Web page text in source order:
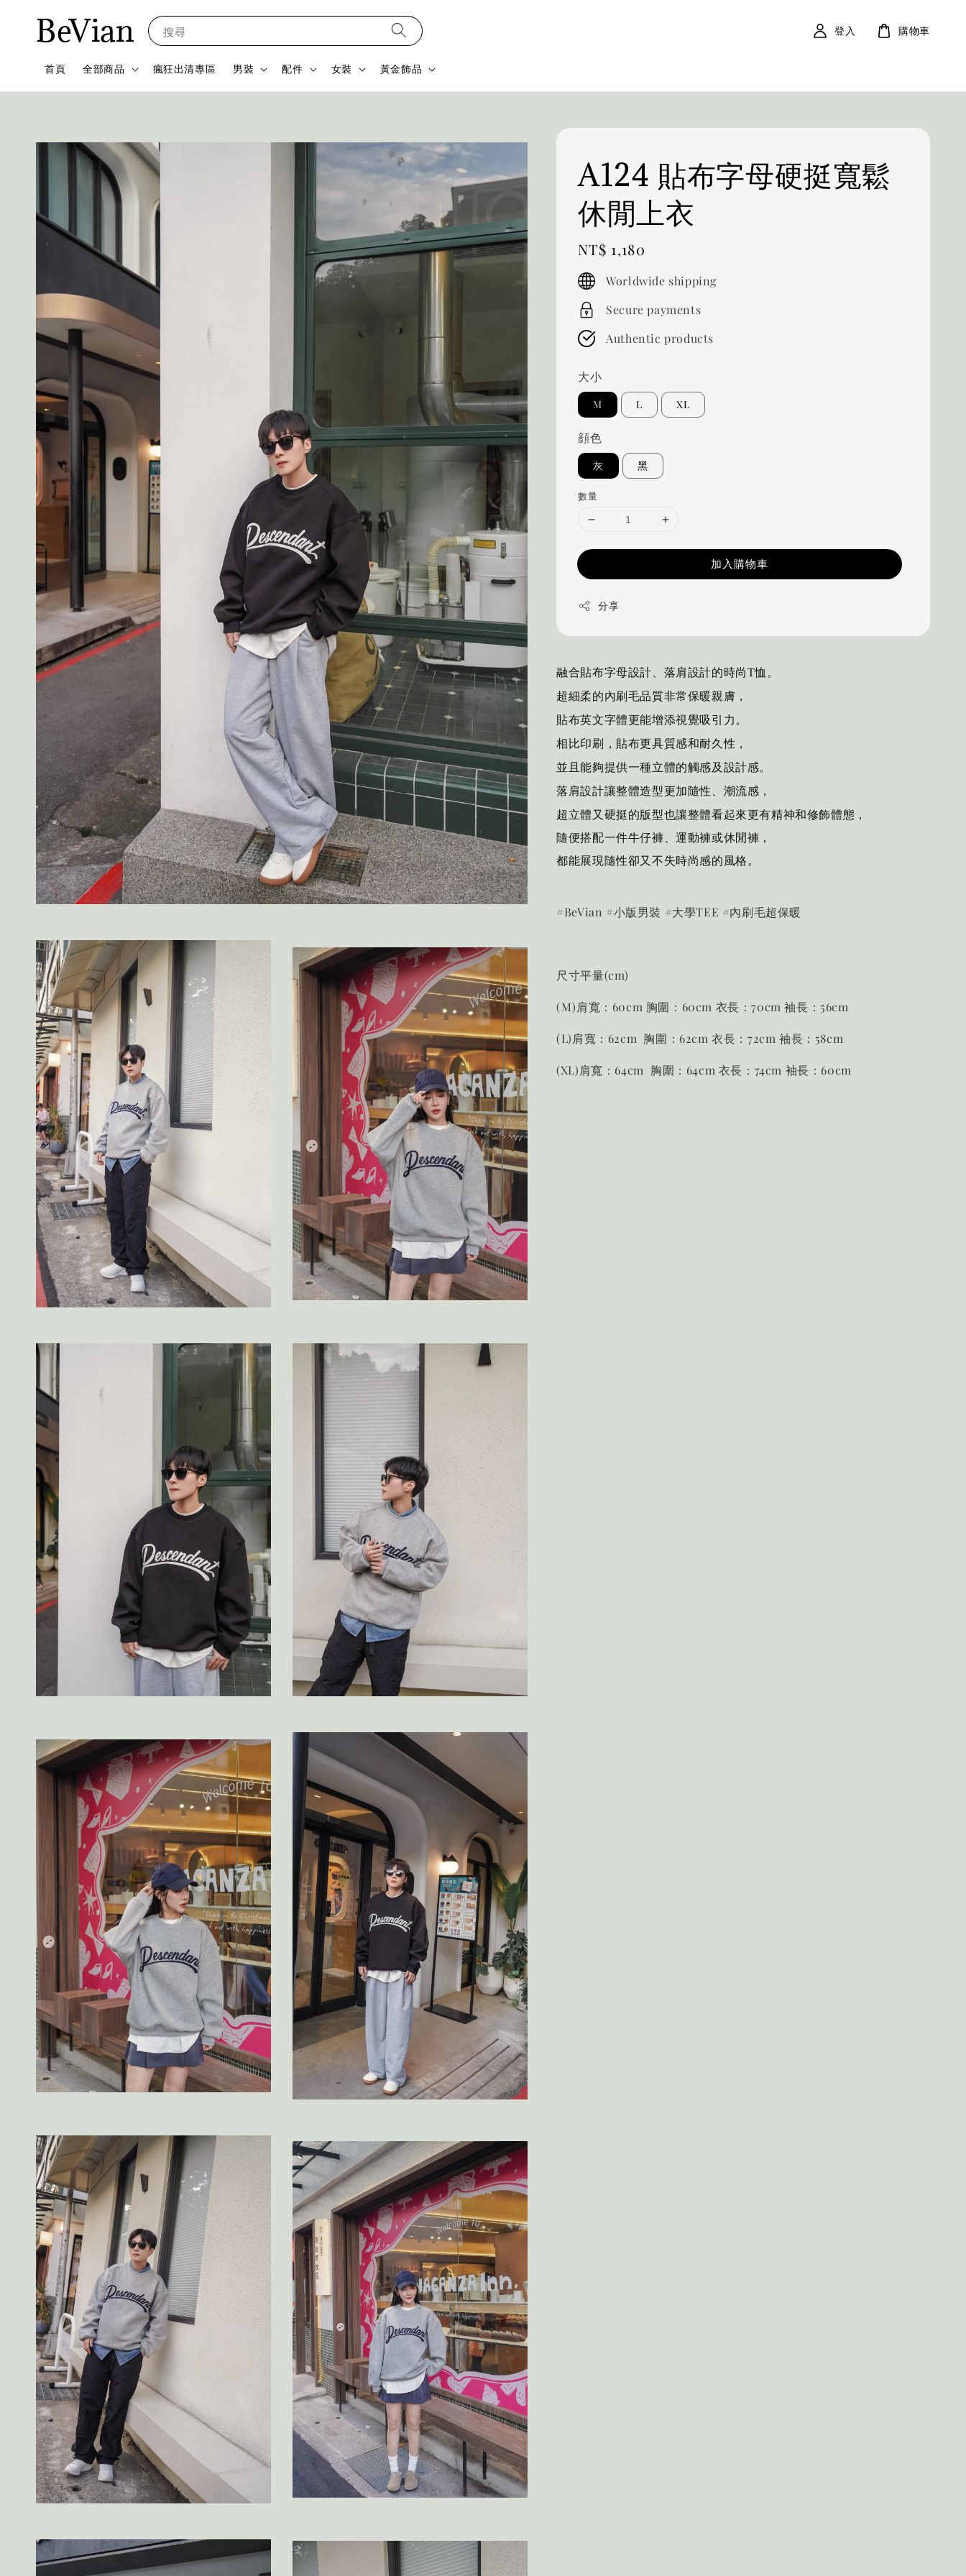
BeVian 搜尋
首頁 全部商品 瘋狂出清專區 男裝 配件 女裝 黃金飾品
登入 購物車
A124 貼布字母硬挺寬鬆
休閒上衣
Regular
price
NT$ 1,180
Worldwide shipping
Secure payments
Authentic products
大小
M L XL
顔色
灰 黑
數量
加入購物車
分享
融合貼布字母設計、落肩設計的時尚T恤。
超細柔的內刷毛品質非常保暖親膚 ，
貼布英文字體更能增添視覺吸引力。
相比印刷，貼布更具質感和耐久性，
並且能夠提供一種立體的觸感及設計感。
落肩設計讓整體造型更加隨性、潮流感 ，
超立體又硬挺的版型也讓整體看起來更有精神和修飾體態 ，
隨便搭配一件牛仔褲、運動褲或休閒褲，
都能展現隨性卻又不失時尚感的風格。
#BeVian #小版男裝 #大學TEE #內刷毛超保暖
尺寸平量(cm)
(M)肩寬：60cm 胸圍：60cm 衣長：70cm 袖長：56cm
(L)肩寬：62cm 胸圍：62cm 衣長：72cm 袖長：58cm
(XL)肩寬：64cm 胸圍：64cm 衣長：74cm 袖長：60cm